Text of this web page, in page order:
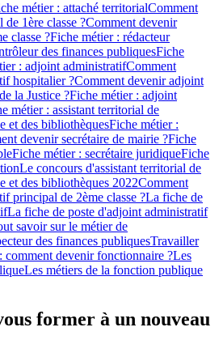
métier : attaché territorialComment
1ère classe ?Comment devenir
classe ?Fiche métier : rédacteur
des finances publiquesFiche
: adjoint administratifComment
hospitalier ?Comment devenir adjoint
la Justice ?Fiche métier : adjoint
métier : assistant territorial de
et des bibliothèquesFiche métier :
devenir secrétaire de mairie ?Fiche
Fiche métier : secrétaire juridiqueFiche
Le concours d'assistant territorial de
et des bibliothèques 2022Comment
principal de 2ème classe ?La fiche de
La fiche de poste d'adjoint administratif
savoir sur le métier de
des finances publiquesTravailler
devenir fonctionnaire ?Les
Les métiers de la fonction publique
former à un nouveau